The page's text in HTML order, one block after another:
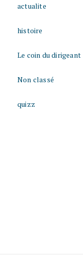
actualite
histoire
Le coin du dirigeant
Non classé
quizz